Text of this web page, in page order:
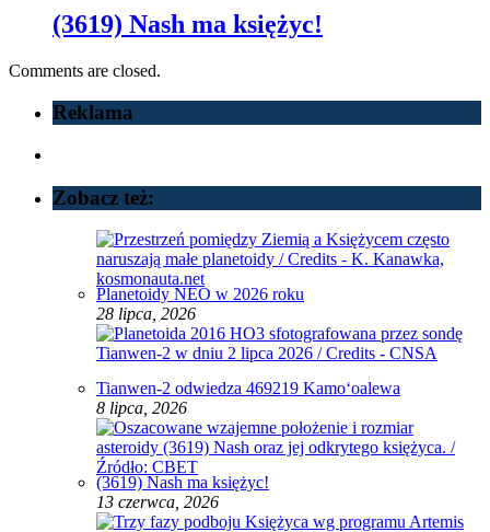
(3619) Nash ma księżyc!
Comments are closed.
Reklama
Zobacz też:
Planetoidy NEO w 2026 roku
28 lipca, 2026
Tianwen-2 odwiedza 469219 Kamoʻoalewa
8 lipca, 2026
(3619) Nash ma księżyc!
13 czerwca, 2026